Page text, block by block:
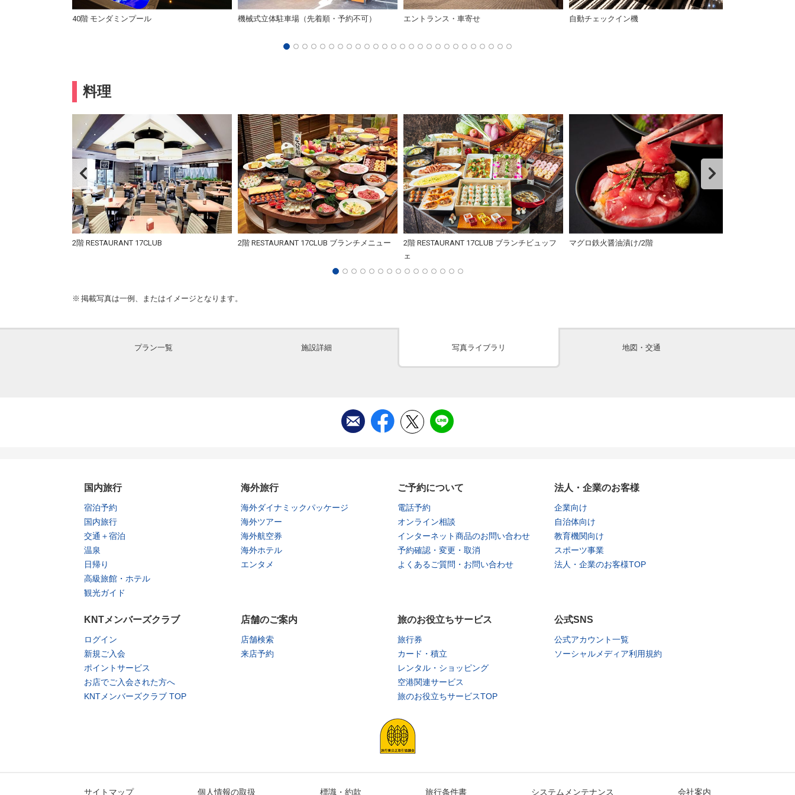
40階 モンダミンプール 機械式立体駐車場（先着順・予約不可） エントランス・車寄せ 自動チェックイン機
料理
2階 RESTAURANT 17CLUB 2階 RESTAURANT 17CLUB ブランチメニュー
2階 RESTAURANT 17CLUB ブランチビュッフ
ェ
マグロ鉄火醤油漬け/2階
掲載写真は一例、またはイメージとなります。
プラン一覧 施設詳細 写真ライブラリ 地図・交通
国内旅行
宿泊予約
国内旅行
交通＋宿泊
温泉
日帰り
高級旅館・ホテル
観光ガイド
海外旅行
海外ダイナミックパッケージ
海外ツアー
海外航空券
海外ホテル
エンタメ
ご予約について
電話予約
オンライン相談
インターネット商品のお問い合わせ
予約確認・変更・取消
よくあるご質問・お問い合わせ
法人・企業のお客様
企業向け
自治体向け
教育機関向け
スポーツ事業
法人・企業のお客様TOP
KNTメンバーズクラブ
ログイン
新規ご入会
ポイントサービス
お店でご入会された方へ
KNTメンバーズクラブ TOP
店舗のご案内
店舗検索
来店予約
旅のお役立ちサービス
旅行券
カード・積立
レンタル・ショッピング
空港関連サービス
旅のお役立ちサービスTOP
公式SNS
公式アカウント一覧
ソーシャルメディア利用規約
サイトマップ 個人情報の取扱 標識・約款 旅行条件書 システムメンテナンス 会社案内